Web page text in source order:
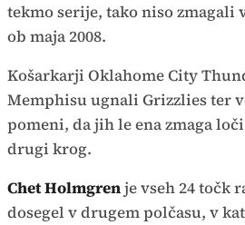
tekmo serije, tako niso zmagali
ob maja 2008.
Košarkarji Oklahome City
Memphisu ugnali Grizzlies ter
pomeni, da jih le ena zmaga
drugi krog.
Chet Holmgrenje vseh 24 točk
dosegel v drugem polčasu, v